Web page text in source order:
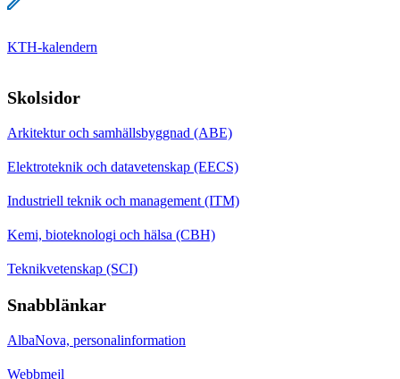
KTH-kalendern
Skolsidor
Arkitektur och samhällsbyggnad (ABE)
Elektroteknik och datavetenskap (EECS)
Industriell teknik och management (ITM)
Kemi, bioteknologi och hälsa (CBH)
Teknikvetenskap (SCI)
Snabblänkar
AlbaNova, personalinformation
Webbmejl